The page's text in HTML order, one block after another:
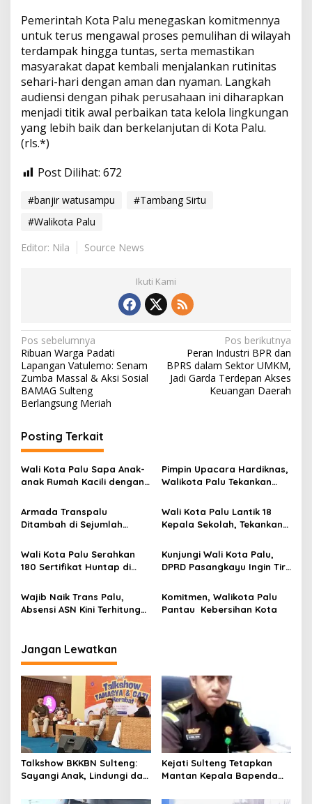
Pemerintah Kota Palu menegaskan komitmennya
untuk terus mengawal proses pemulihan di wilayah
terdampak hingga tuntas, serta memastikan
masyarakat dapat kembali menjalankan rutinitas
sehari-hari dengan aman dan nyaman. Langkah
audiensi dengan pihak perusahaan ini diharapkan
menjadi titik awal perbaikan tata kelola lingkungan
yang lebih baik dan berkelanjutan di Kota Palu.
(rls.*)
Post Dilihat: 672
#banjir watusampu
#Tambang Sirtu
#Walikota Palu
Editor: Nila
Source News
Ikuti Kami
N
a
v
i
a
s
i
o
Pos sebelumnya
Ribuan Warga Padati
Lapangan Vatulemo: Senam
Zumba Massal & Aksi Sosial
BAMAG Sulteng
Berlangsung Meriah
Pos berikutnya
Peran Industri BPR dan
BPRS dalam Sektor UMKM,
Jadi Garda Terdepan Akses
Keuangan Daerah
Posting Terkait
Wali Kota Palu Sapa Anak-
anak Rumah Kacili dengan
Pimpin Upacara Hardiknas,
Walikota Palu Tekankan
Kasih Sayang untuk
Memanusiakan Manusia
Armada Transpalu
Ditambah di Sejumlah
Penumpang Dipangkas
Wali Kota Palu Lantik 18
Kepala Sekolah, Tekankan
Akademik
Wali Kota Palu Serahkan
180 Sertifikat Huntap di
Kepastian Hukum
Kunjungi Wali Kota Palu,
DPRD Pasangkayu Ingin Tiru
dan Lingkungan
Wajib Naik Trans Palu,
Absensi ASN Kini Terhitung
Komitmen, Walikota Palu
Pantau Kebersihan Kota
Jangan Lewatkan
Talkshow BKKBN Sulteng:
Sayangi Anak, Lindungi dan
Pengasuhan Sehat dan
Kejati Sulteng Tetapkan
Mantan Kepala Bapenda
Korupsi Pajak